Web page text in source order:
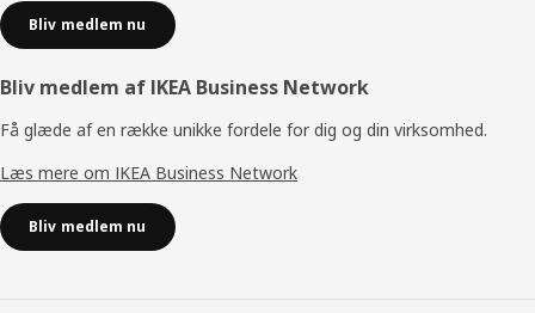
Bliv medlem nu
Bliv medlem af IKEA Business Network
Få glæde af en række unikke fordele for dig og din virksomhed.
Læs mere om IKEA Business Network
Bliv medlem nu